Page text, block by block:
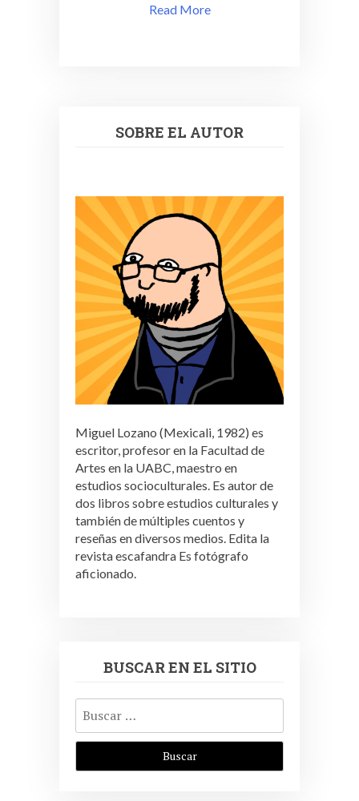
Read More
SOBRE EL AUTOR
Miguel Lozano (Mexicali, 1982) es
escritor, profesor en la Facultad de
Artes en la UABC, maestro en
estudios socioculturales. Es autor de
dos libros sobre estudios culturales y
también de múltiples cuentos y
reseñas en diversos medios. Edita la
revista escafandra Es fotógrafo
aficionado.
BUSCAR EN EL SITIO
Buscar: